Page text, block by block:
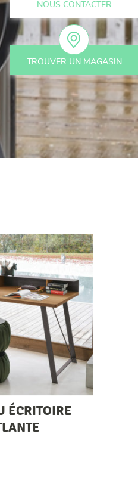
NOUS CONTACTER
TROUVER UN MAGASIN
ÉCRITOIRE